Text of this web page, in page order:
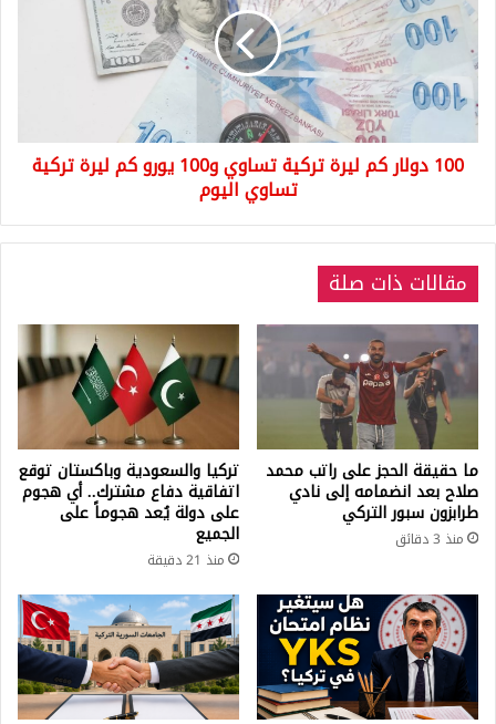
ليرة
تركية
تساوي
و100
يورو
كم
ليرة
اليوم
100 دولار كم ليرة تركية تساوي و100 يورو كم ليرة تركية
تساوي اليوم
مقالات ذات صلة
ما حقيقة الحجز على راتب محمد
صلاح بعد انضمامه إلى نادي
طرابزون سبور التركي
منذ 3 دقائق
تركيا والسعودية وباكستان توقع
اتفاقية دفاع مشترك.. أي هجوم
على دولة يُعد هجوماً على
الجميع
منذ 21 دقيقة